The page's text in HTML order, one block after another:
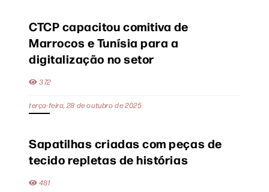
CTCP capacitou comitiva de
Marrocos e Tunísia para a
digitalização no setor
372
terça-feira, 28 de outubro de 2025
Sapatilhas criadas com peças de
tecido repletas de histórias
481